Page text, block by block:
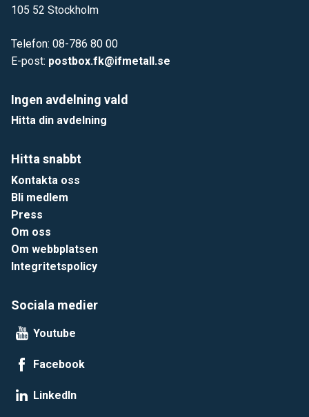
105 52 Stockholm
Telefon: 08-786 80 00
E-post: postbox.fk@ifmetall.se
Ingen avdelning vald
Hitta din avdelning
Hitta snabbt
Kontakta oss
Bli medlem
Press
Om oss
Om webbplatsen
Integritetspolicy
Sociala medier
Youtube
Facebook
LinkedIn